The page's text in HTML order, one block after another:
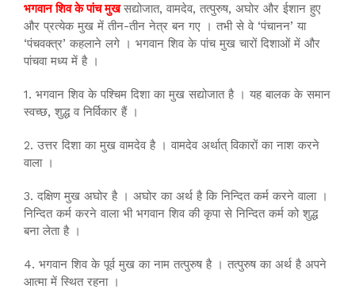
भगवान शिव के पांच मुखसद्योजात, वामदेव, तत्पुरुष, अघोर और ईशान हुए
और प्रत्येक मुख में तीन-तीन नेत्र बन गए । तभी से वे ‘पंचानन’ या
‘पंचवक्त्र’ कहलाने लगे । भगवान शिव के पांच मुख चारों दिशाओं में और
पांचवा मध्य में है ।
1. भगवान शिव के पश्चिम दिशा का मुख सद्योजात है । यह बालक के समान
स्वच्छ, शुद्ध व निर्विकार हैं ।
2. उत्तर दिशा का मुख वामदेव है । वामदेव अर्थात् विकारों का नाश करने
वाला ।
3. दक्षिण मुख अघोर है । अघोर का अर्थ है कि निन्दित कर्म करने वाला ।
निन्दित कर्म करने वाला भी भगवान शिव की कृपा से निन्दित कर्म को शुद्ध
बना लेता है ।
4. भगवान शिव के पूर्व मुख का नाम तत्पुरुष है । तत्पुरुष का अर्थ है अपने
आत्मा में स्थित रहना ।